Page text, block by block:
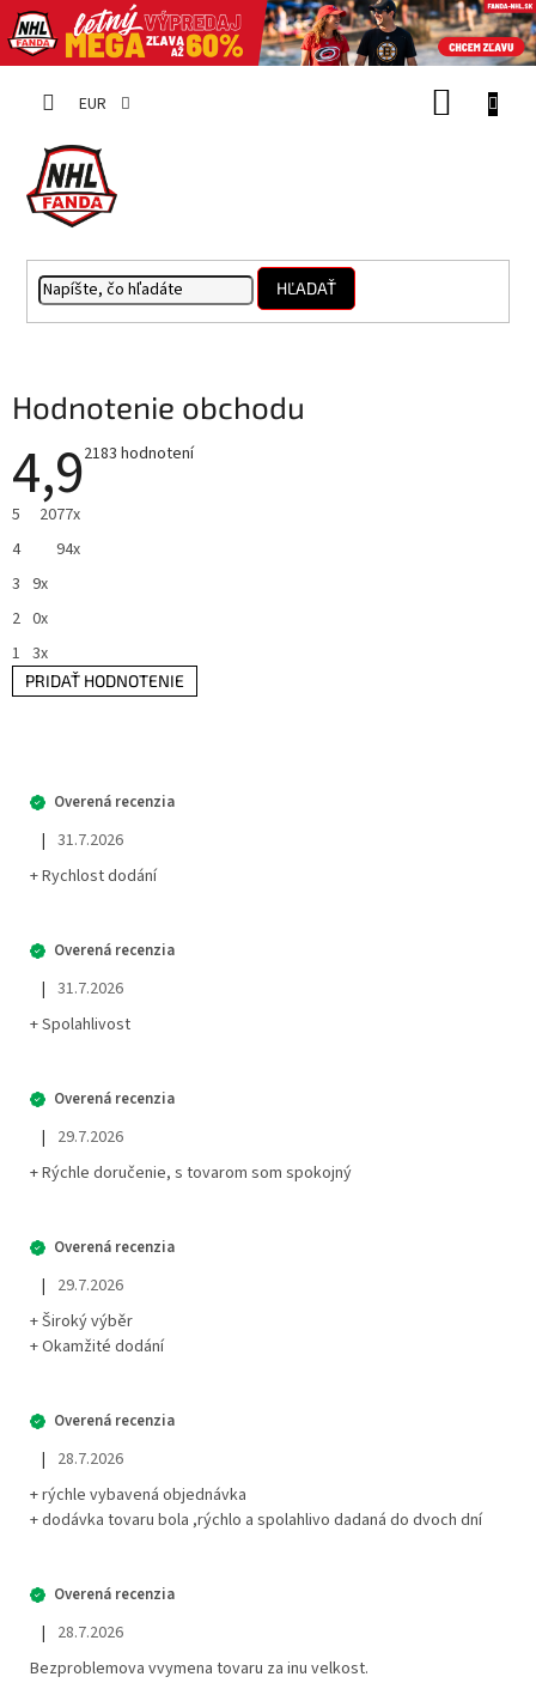
EUR
HĽADAŤ
Hodnotenie obchodu
4,9Priemerné
2183 hodnotení
5
2077x
4
94x
3 9x
2 0x
1 3x
PRIDAŤ HODNOTENIE
Hodnotenie obchodu je 5 z 5 hviezdičiek.
| 31.7.2026
+ Rychlost dodání
Hodnotenie obchodu je 5 z 5 hviezdičiek.
| 31.7.2026
+ Spolahlivost
Hodnotenie obchodu je 5 z 5 hviezdičiek.
| 29.7.2026
+ Rýchle doručenie, s tovarom som spokojný
Hodnotenie obchodu je 5 z 5 hviezdičiek.
| 29.7.2026
+ Široký výběr
+ Okamžité dodání
Hodnotenie obchodu je 5 z 5 hviezdičiek.
| 28.7.2026
+ rýchle vybavená objednávka
+ dodávka tovaru bola ,rýchlo a spolahlivo dadaná do dvoch dní
Hodnotenie obchodu je 5 z 5 hviezdičiek.
| 28.7.2026
Bezproblemova vvymena tovaru za inu velkost.